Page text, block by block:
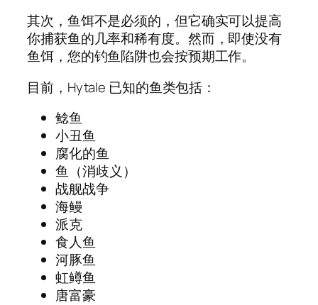
其次，鱼饵不是必须的，但它确实可以提高
你捕获鱼的几率和稀有度。然而，即使没有
鱼饵，您的钓鱼陷阱也会按预期工作。
目前，Hytale 已知的鱼类包括：
鲶鱼
小丑鱼
腐化的鱼
鱼（消歧义）
战舰战争
海鳗
派克
食人鱼
河豚鱼
虹鳟鱼
唐富豪